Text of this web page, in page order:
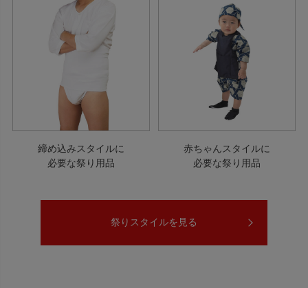
締め込みスタイルに
必要な祭り用品
赤ちゃんスタイルに
必要な祭り用品
祭りスタイルを見る